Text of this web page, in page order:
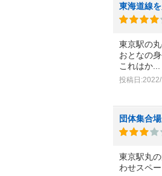
東海道線
東京駅の
おとなの
これはか
投稿日
団体集合
東京駅丸
わせスペ